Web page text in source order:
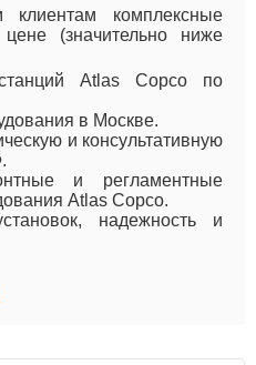
комплексные
(значительно ниже
Atlas Copco по
в Москве.
и консультативную
и регламентные
Atlas Copco.
надежность и